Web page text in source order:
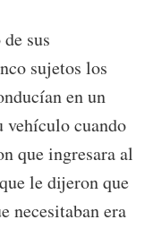
sus
sujetos los
en un
vehículo cuando
que ingresara al
le dijeron que
necesitaban era